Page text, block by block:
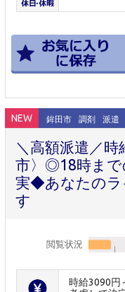
NEW 鉾田市 調剤 派遣
＼高額派遣／時
市〉◎18時まで
実◆あなたのラ
す
閲覧状況
時給3090円